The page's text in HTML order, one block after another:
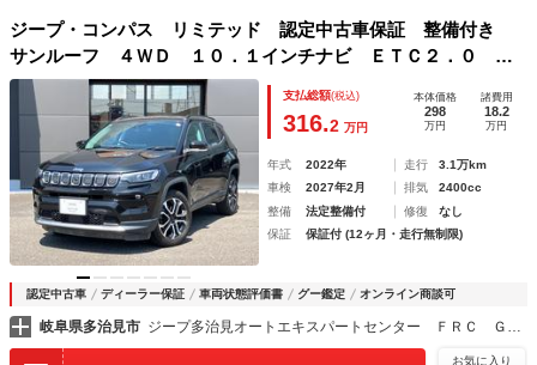
ジープ・コンパス リミテッド 認定中古車保証 整備付き
サンルーフ ４ＷＤ １０．１インチナビ ＥＴＣ２．０ 全
周囲カメラ レザーシート シートヒーター 前面衝突警報
アダプティブクルーズコントロール
支払総額(税込)
316.2 万円
本体価格
298
万円
諸費用
18.2
万円
年式 2022年 走行
3.1万km
車検
2027年2月 排気
2400cc
整備
法定整備付 修復
なし
保証
保証付 (12ヶ月・走行無制限)
認定中古車 ディーラー保証 車両状態評価書 グー鑑定 オンライン商談可
岐阜県多治見市 ジープ多治見オートエキスパートセンター ＦＲＣ ＧＲＯＵＰ
お気に入り